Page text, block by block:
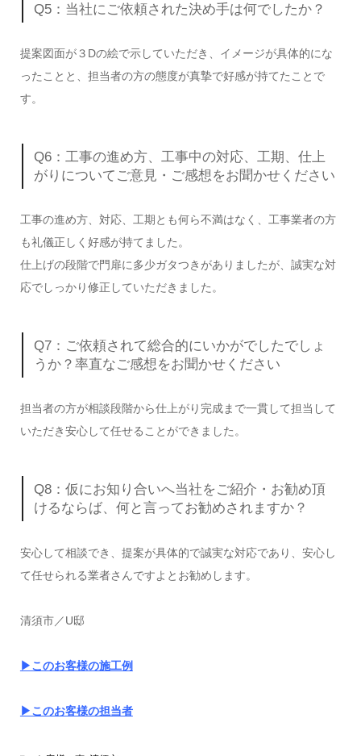
Q5：当社にご依頼された決め手は何でしたか？
提案図面が３Dの絵で示していただき、イメージが具体的にな
ったことと、担当者の方の態度が真摯で好感が持てたことで
す。
Q6：工事の進め方、工事中の対応、工期、仕上
がりについてご意見・ご感想をお聞かせください
工事の進め方、対応、工期とも何ら不満はなく、工事業者の方
も礼儀正しく好感が持てました。
仕上げの段階で門扉に多少ガタつきがありましたが、誠実な対
応でしっかり修正していただきました。
Q7：ご依頼されて総合的にいかがでしたでしょ
うか？率直なご感想をお聞かせください
担当者の方が相談段階から仕上がり完成まで一貫して担当して
いただき安心して任せることができました。
Q8：仮にお知り合いへ当社をご紹介・お勧め頂
けるならば、何と言ってお勧めされますか？
安心して相談でき、提案が具体的で誠実な対応であり、安心し
て任せられる業者さんですよとお勧めします。
清須市／U邸
▶このお客様の施工例
▶このお客様の担当者